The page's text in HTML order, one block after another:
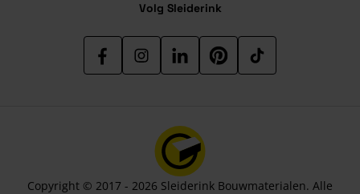
Volg Sleiderink
Copyright © 2017 - 2026 Sleiderink Bouwmaterialen. Alle